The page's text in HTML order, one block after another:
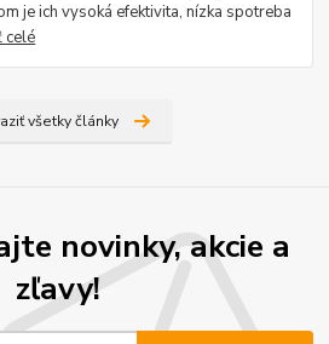
je ich vysoká efektivita, nízka spotreba
celé
všetky články
novinky, akcie a
zľavy!